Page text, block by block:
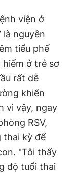
viện ở
là nguyên
tiểu phế
hiểm ở trẻ sơ
rất dễ
khiến
vì vậy, ngay
RSV,
thai kỳ để
"Tôi thấy
độ tuổi thai